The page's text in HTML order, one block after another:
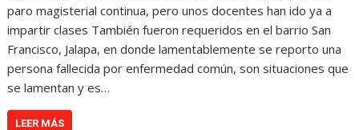
paro magisterial continua, pero unos docentes han ido ya a
impartir clases También fueron requeridos en el barrio San
Francisco, Jalapa, en donde lamentablemente se reporto una
persona fallecida por enfermedad común, son situaciones que
se lamentan y es…
LEER MÁS